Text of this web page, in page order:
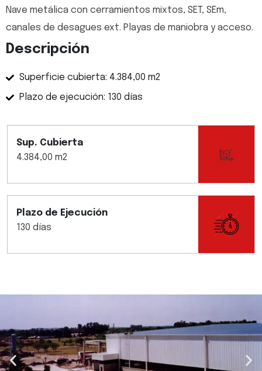
Nave metálica con cerramientos mixtos, SET, SEm,
canales de desagues ext. Playas de maniobra y acceso.
Descripción
Superficie cubierta: 4.384,00 m2
Plazo de ejecución: 130 días
Sup. Cubierta
4.384,00 m2
Plazo de Ejecución
130 días